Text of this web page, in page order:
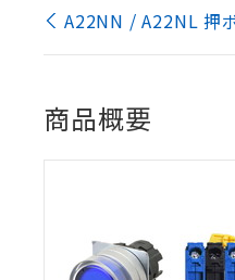
A22NN / A22NL 押
商品概要